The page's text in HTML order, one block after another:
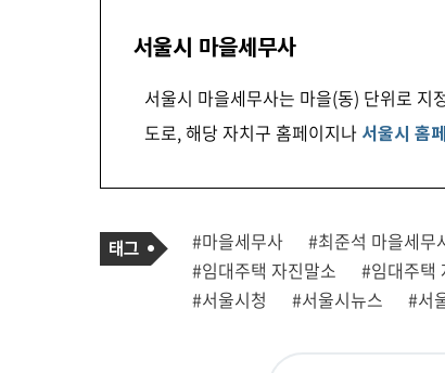
서울시 마을세무사
서울시 마을세무사는 마을(동) 단위로 지
도로, 해당 자치구 홈페이지나 서울시 홈
사
관
련
태
그
태
그
#마을세무사 #최준석 마을세무
#임대주택 자진말소
#임대주택
#서울시청
#서울시뉴스 #서